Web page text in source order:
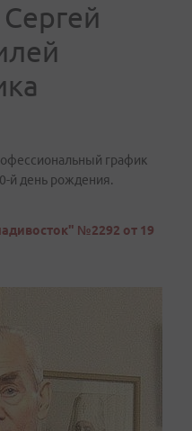
график
й день рождения.
№2292 от 19